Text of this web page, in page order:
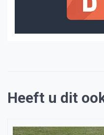
Heeft u dit